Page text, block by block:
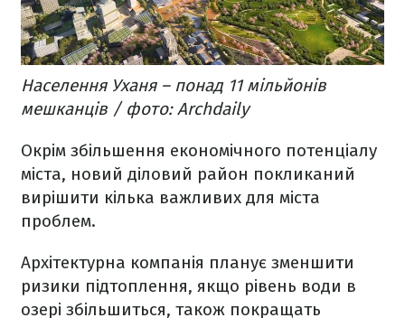
Населення Уханя – понад 11 мільйонів
мешканців / фото: Archdaily
Окрім збільшення економічного потенціалу
міста, новий діловий район покликаний
вирішити кілька важливих для міста
проблем.
Архітектурна компанія планує зменшити
ризики підтоплення, якщо рівень води в
озері збільшиться, також покращать